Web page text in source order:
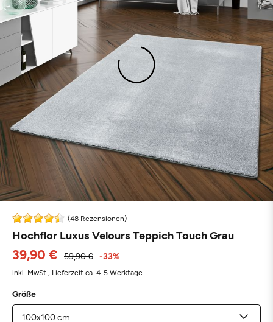
(48 Rezensionen)
Hochflor Luxus Velours Teppich Touch Grau
39,90 € 59,90 € -33%
inkl. MwSt., Lieferzeit ca. 4-5 Werktage
Größe